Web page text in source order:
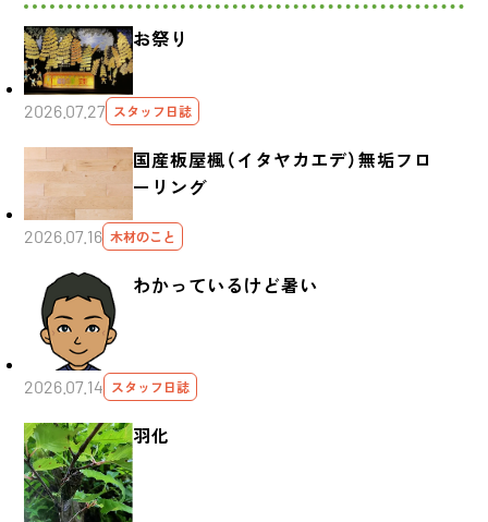
お祭り
2026.07.27 スタッフ日誌
国産板屋楓（イタヤカエデ）無垢フロ
ーリング
2026.07.16 木材のこと
わかっているけど暑い
2026.07.14 スタッフ日誌
羽化